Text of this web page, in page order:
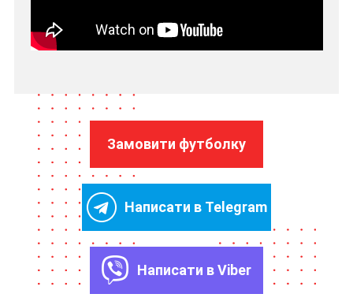
Замовити футболку
Написати в Telegram
Написати в Viber